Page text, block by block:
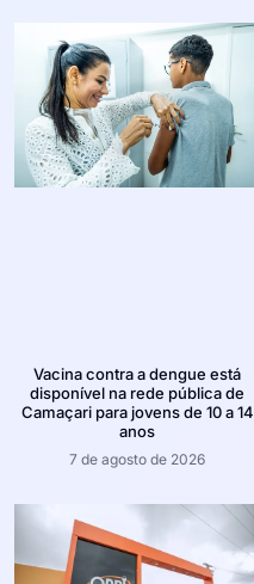
Vacina contra a dengue está
disponível na rede pública de
Camaçari para jovens de 10 a 14
anos
7 de agosto de 2026